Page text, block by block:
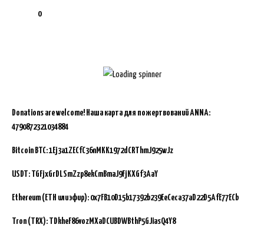
0
Donations are welcome! Наша карта для пожертвований ANNA:
4790872321034884
Bitcoin BTC:1Ej3a1ZECfC36nMKK1972dCRThmJ925wJz
USDT: TGFjxGrDLSmZzp8ekCmBmaJ9FjKXGf3AaY
Ethereum (ETH или эфир): 0x7FB10D15b17392b239EeCeca37aD22D5AfE77ECb
Tron (TRX): TDkheF86vozMXaDCUBDWBthP5GJiasQ4Y8